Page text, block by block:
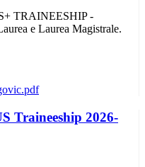
TRAINEESHIP -
e Laurea Magistrale.
Traineeship 2026-